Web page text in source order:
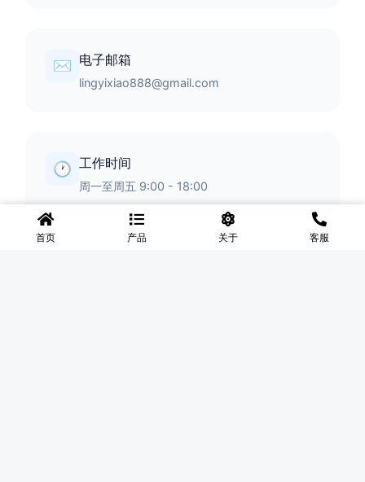
✉️ 电子邮箱
lingyixiao888@gmail.com
🕐 工作时间
周一至周五 9:00 - 18:00
首页 产品 关于 客服